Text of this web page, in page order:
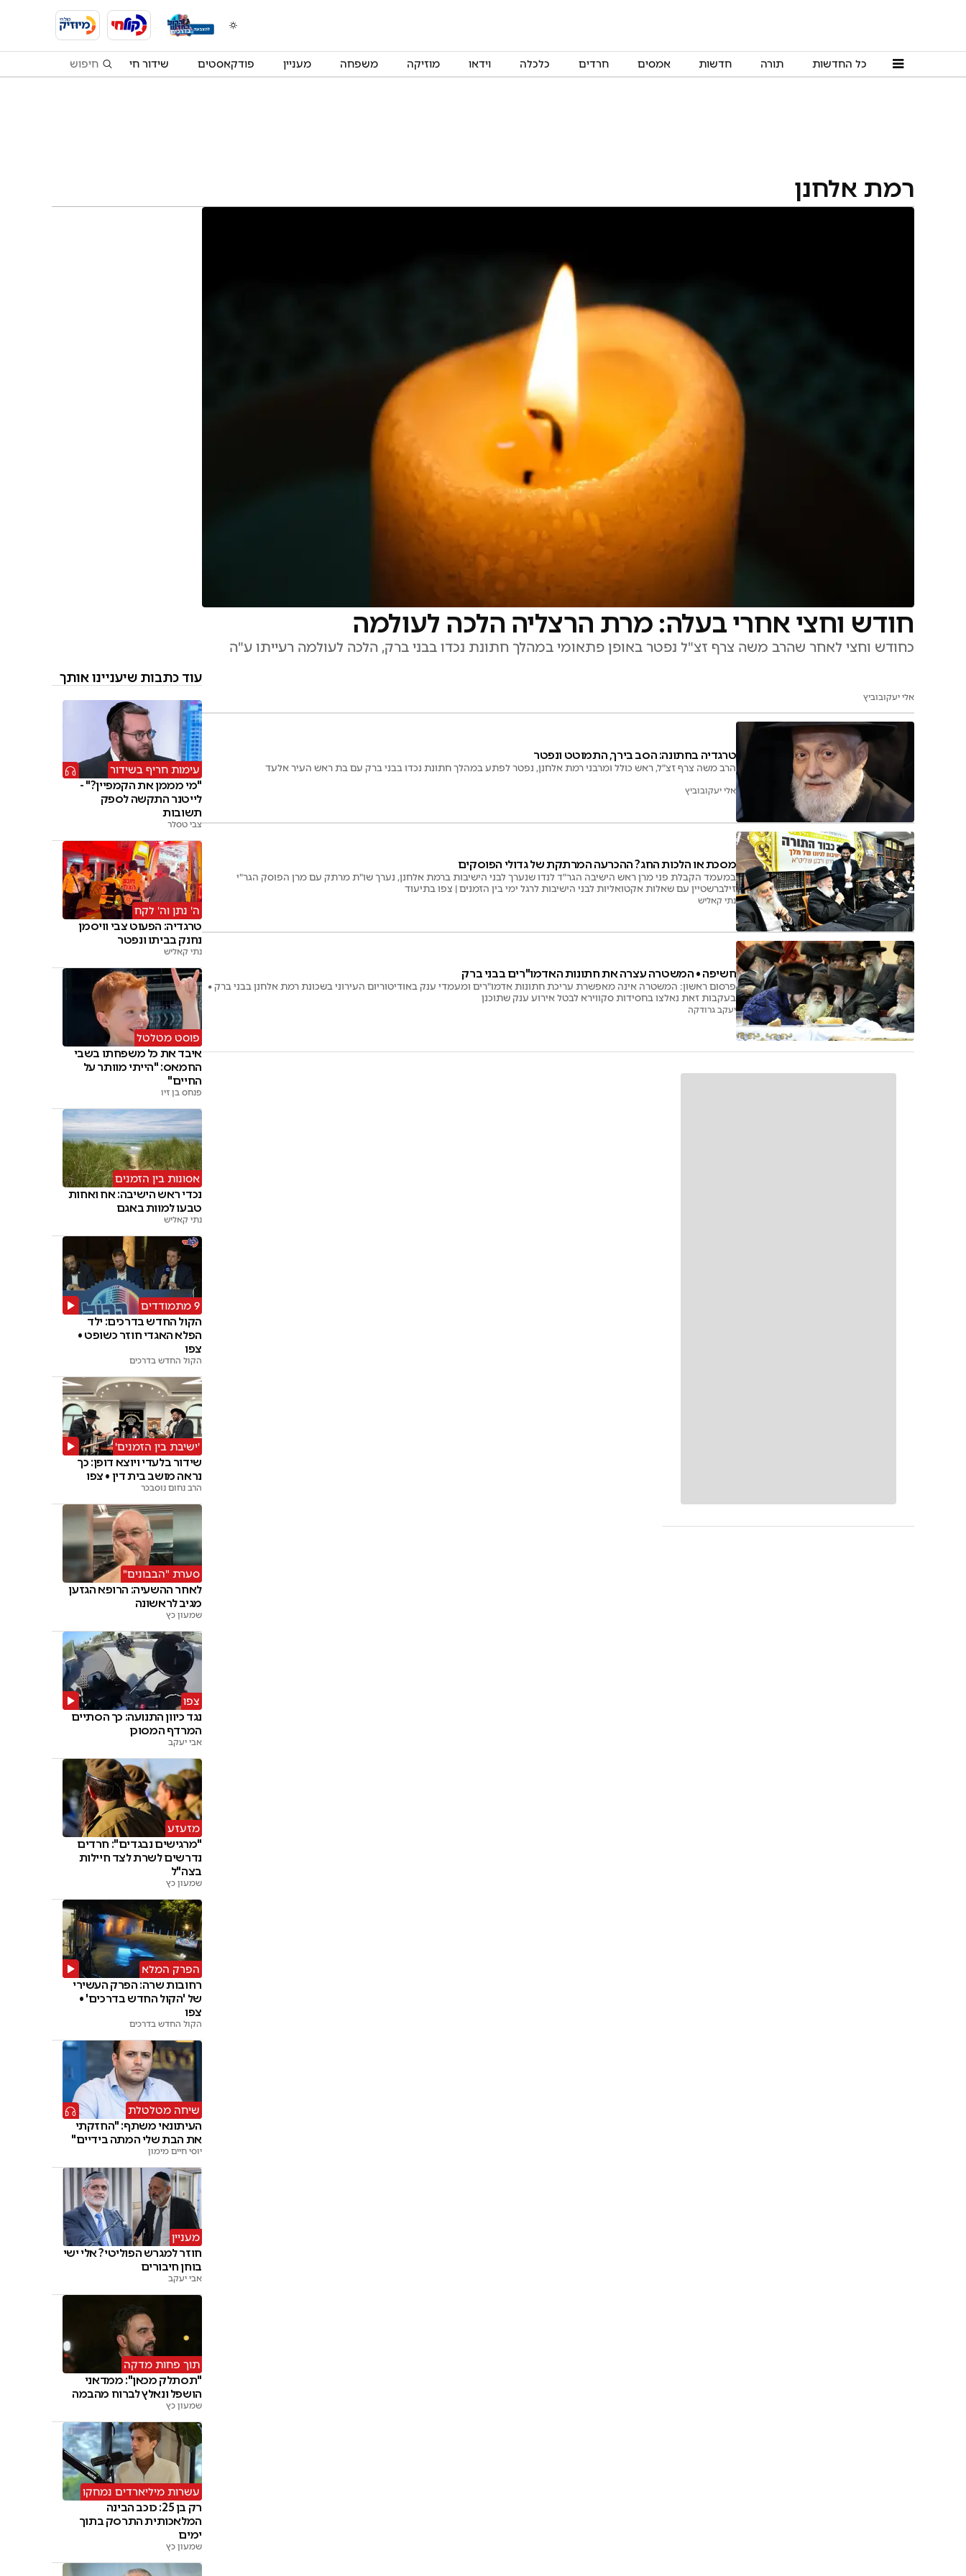
כל החדשות תורה חדשות אמסים חרדים כלכלה וידאו מוזיקה משפחה מעניין פודקאסטים שידור חי
רמת אלחנן
חודש וחצי אחרי בעלה: מרת הרצליה הלכה לעולמה
כחודש וחצי לאחר שהרב משה צרף זצ"ל נפטר באופן פתאומי במהלך חתונת נכדו בבני ברק, הלכה לעולמה רעייתו ע"ה
אלי יעקובוביץ
טרגדיה בחתונה: הסב בירך, התמוטט ונפטר
הרב משה צרף זצ"ל, ראש כולל ומרבני רמת אלחנן, נפטר לפתע במהלך חתונת נכדו בבני ברק עם בת ראש העיר אלעד
אלי יעקובוביץ
מסכת או הלכות החג? ההכרעה המרתקת של גדולי הפוסקים
במעמד הקבלת פני מרן ראש הישיבה הגר"ד לנדו שנערך לבני הישיבות ברמת אלחנן, נערך שו"ת מרתק עם מרן הפוסק הגר"י
זילברשטיין עם שאלות אקטואליות לבני הישיבות לרגל ימי בין הזמנים | צפו בתיעוד
נתי קאליש
חשיפה • המשטרה עצרה את חתונות האדמו"רים בבני ברק
פרסום ראשון: המשטרה אינה מאפשרת עריכת חתונות אדמו"רים ומעמדי ענק באודיטוריום העירוני בשכונת רמת אלחנן בבני ברק •
בעקבות זאת נאלצו בחסידות סקווירא לבטל אירוע ענק שתוכנן
יעקב גרודקה
עוד כתבות שיעניינו אותך
עימות חריף בשידור
"מי מממן את הקמפיין?" -
לייטנר התקשה לספק
תשובות
צבי טסלר
ה' נתן וה' לקח
טרגדיה: הפעוט צבי וויסמן
נחנק בביתו ונפטר
נתי קאליש
פוסט מטלטל
איבד את כל משפחתו בשבי
החמאס: "הייתי מוותר על
החיים"
פנחס בן זיו
אסונות בין הזמנים
נכדי ראש הישיבה: אח ואחות
טבעו למוות באגם
נתי קאליש
9 מתמודדים
הקול החדש בדרכים: ילד
הפלא האגדי חוזר כשופט •
צפו
הקול החדש בדרכים
'ישיבת בין הזמנים'
שידור בלעדי ויוצא דופן: כך
נראה מושב בית דין • צפו
הרב נחום נוסבכר
סערת "הבבונים"
לאחר ההשעיה: הרופא הגזען
מגיב לראשונה
שמעון כץ
צפו
נגד כיוון התנועה: כך הסתיים
המרדף המסוכן
אבי יעקב
מזעזע
"מרגישים נבגדים": חרדים
נדרשים לשרת לצד חיילות
בצה"ל
שמעון כץ
הפרק המלא
רחובות שרה: הפרק העשירי
של 'הקול החדש בדרכים' •
צפו
הקול החדש בדרכים
שיחה מטלטלת
העיתונאי משתף: "החזקתי
את הבת שלי המתה בידיים"
יוסי חיים מימון
מעניין
חוזר למגרש הפוליטי? אלי ישי
בוחן חיבורים
אבי יעקב
תוך פחות מדקה
"תסתלק מכאן": ממדאני
הושפל ונאלץ לברוח מהבמה
שמעון כץ
עשרות מיליארדים נמחקו
רק בן 25: כוכב הבינה
המלאכותית התרסק בתוך
ימים
שמעון כץ